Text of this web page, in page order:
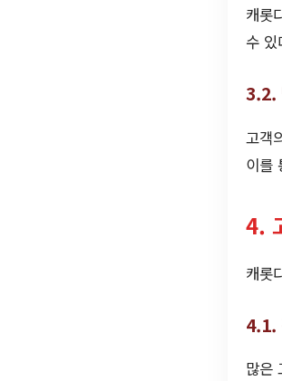
캐롯
수 있
3.2.
고객
이를
4.
캐롯
4.1.
많은